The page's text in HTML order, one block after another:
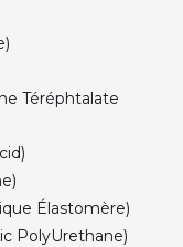
Téréphtalate
Élastomère)
PolyUrethane)